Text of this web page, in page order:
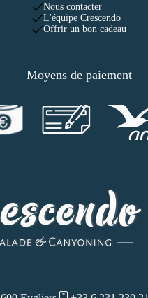
Nous contacter
L'équipe Crescendo
Offrir un bon cadeau
Moyens de paiement